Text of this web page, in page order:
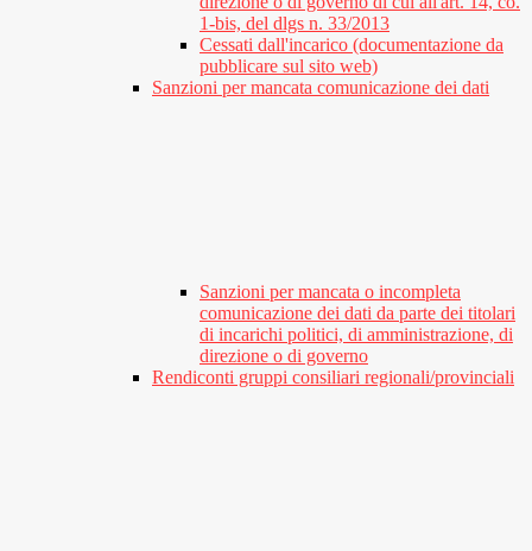
1-bis, del dlgs n. 33/2013
Cessati dall'incarico (documentazione da
pubblicare sul sito web)
Sanzioni per mancata comunicazione dei dati
Sanzioni per mancata o incompleta
comunicazione dei dati da parte dei titolari
di incarichi politici, di amministrazione, di
direzione o di governo
Rendiconti gruppi consiliari regionali/provinciali